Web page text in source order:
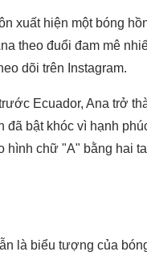
xuất hiện một bóng
theo đuổi đam mê
dõi trên Instagram.
Ecuador, Ana trở
đã bật khóc vì hạnh
hình chữ "A" bằng hai
là biểu tượng của